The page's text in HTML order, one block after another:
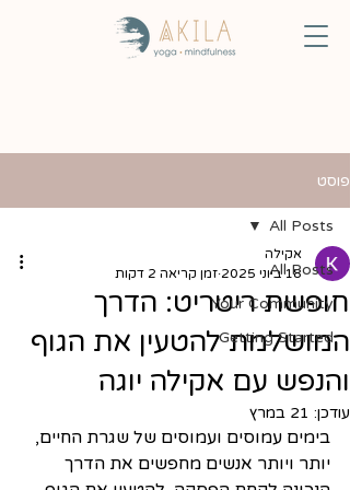
פוסט
All Posts
Your Community
Getting Started
All Posts
חופשת ריטריט: הדרך
המושלמת להטעין את הגוף
והנפש עם אקילה יוגה
אקילה
18 ביוני 2025
זמן קריאה 2 דקות
עודכן: 21 במרץ
בימים עמוסים ועמוסים של שגרת החיים,
יותר ויותר אנשים מחפשים את הדרך